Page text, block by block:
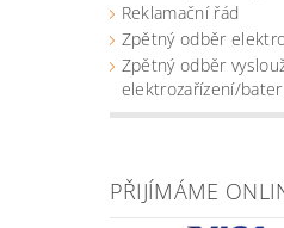
Reklamační řád
Zpětný odběr
Zpětný odběr
elektrozařízení/
PŘIJÍMÁME